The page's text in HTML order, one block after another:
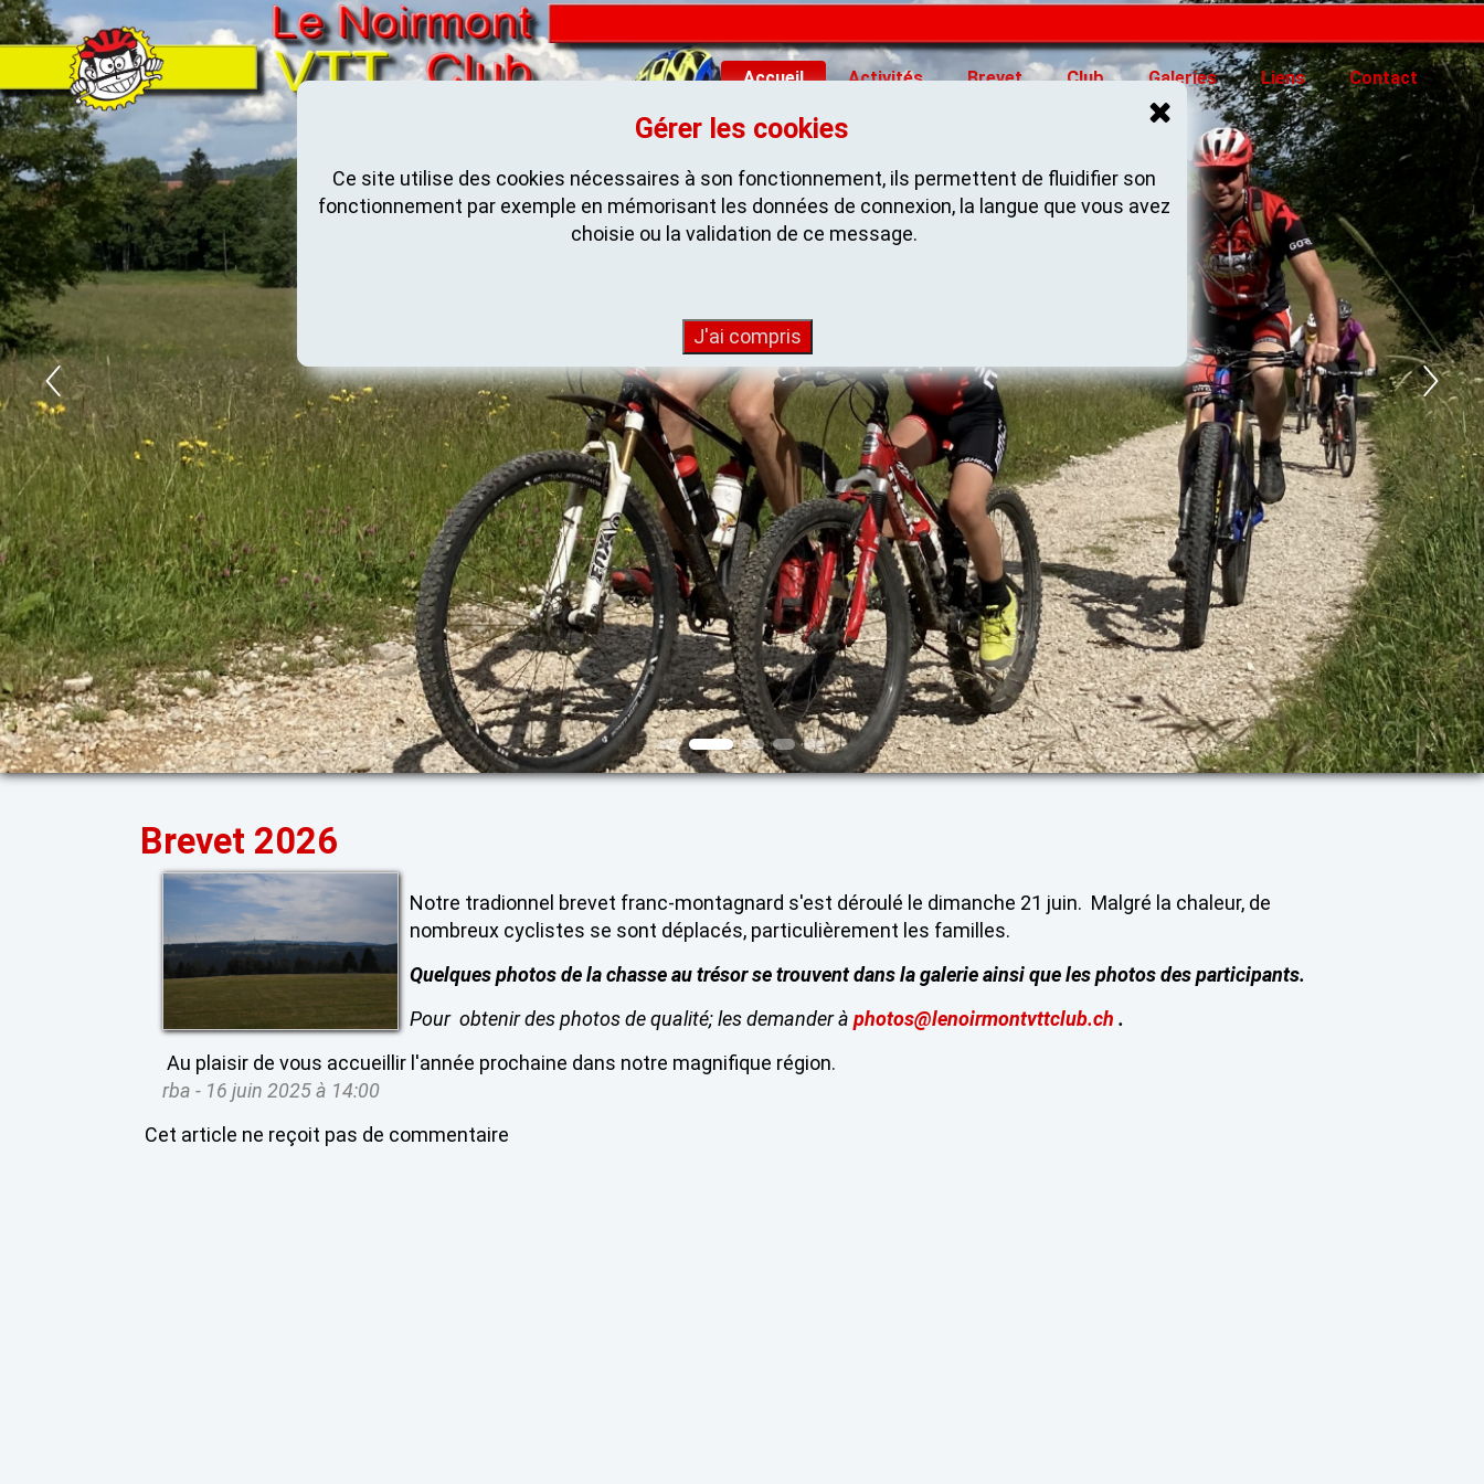
Accueil Activités Brevet Club Galeries Liens Contact
Brevet 2026
Notre tradionnel brevet franc-montagnard s'est déroulé le dimanche 21 juin. Malgré la chaleur, de
nombreux cyclistes se sont déplacés, particulièrement les familles.
Quelques photos de la chasse au trésor se trouvent dans la galerie ainsi que les photos des participants.
Pour obtenir des photos de qualité; les demander à photos@lenoirmontvttclub.ch .
Au plaisir de vous accueillir l'année prochaine dans notre magnifique région.
rba - 16 juin 2025 à 14:00
Cet article ne reçoit pas de commentaire
Gérer les cookies
Ce site utilise des cookies nécessaires à son fonctionnement, ils permettent de fluidifier son
fonctionnement par exemple en mémorisant les données de connexion, la langue que vous avez
choisie ou la validation de ce message.